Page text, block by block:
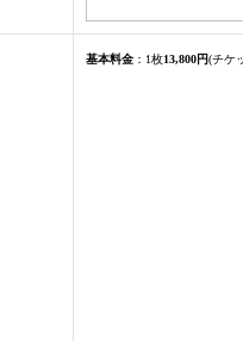
基本料金 ：1枚13,800円(チケ